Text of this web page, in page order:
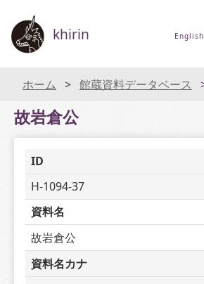
khirin English
ホーム 館蔵資料データベース
故岩倉公
ID
H-1094-37
資料名
故岩倉公
資料名カナ